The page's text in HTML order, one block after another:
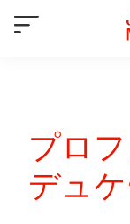
プロ
デュ